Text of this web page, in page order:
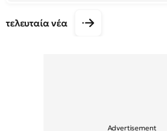
τελευταία νέα